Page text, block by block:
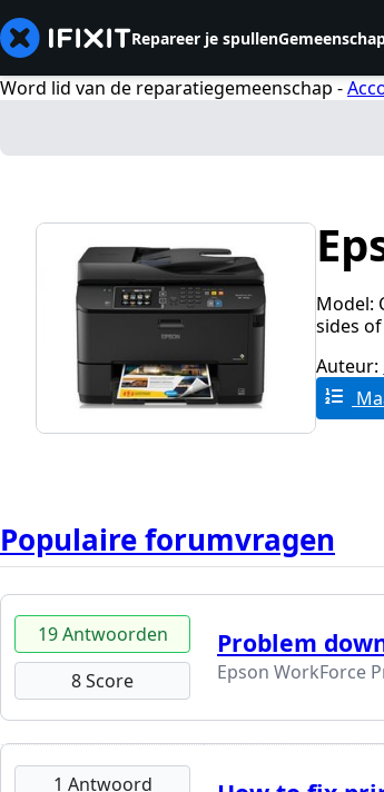
Repareer je spullen
Word lid van de reparatiegemeenschap -
Model:
sides
Auteur:
Populaire forumvragen
19 Antwoorden
8 Score
Problem
Epson WorkForce
1 Antwoord